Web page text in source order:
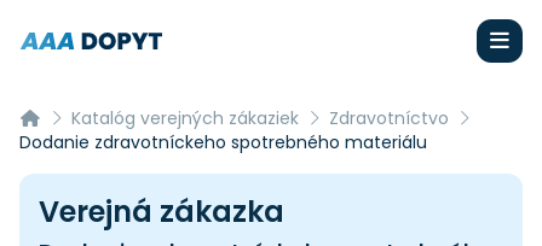
Katalóg verejných zákaziek
Zdravotníctvo
Dodanie zdravotníckeho spotrebného materiálu
Verejná zákazka